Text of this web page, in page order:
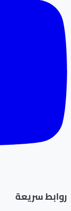
سريعة